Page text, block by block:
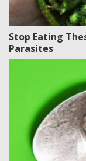
Stop Eating
Parasites